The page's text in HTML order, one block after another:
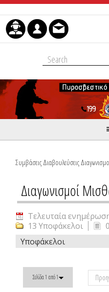
Μετάβαση στο περιεχόμενο
Συμβάσεις Διαβουλεύσεις
Διαγωνισμοί
Τελευταία
13 Υποφάκελοι
Υποφάκελοι
Σελίδα 1 από 1